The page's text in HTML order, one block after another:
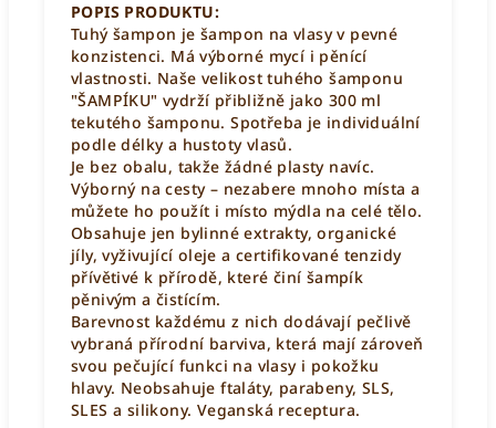
POPIS PRODUKTU:
Tuhý šampon je šampon na vlasy vpevné
konzistenci. Má výborné mycí i pěnící
vlastnosti. Naše velikost tuhého šamponu
"ŠAMPÍKU" vydrží přibližně jako 300 ml
tekutého šamponu. Spotřeba je individuální
podle délky a hustoty vlasů.
Je bez obalu, takže žádné plasty navíc.
Výborný na cesty – nezabere mnoho místa a
můžete ho použít i místo mýdla na celé tělo.
Obsahuje jen bylinné extrakty, organické
jíly, vyživující oleje a certifikované tenzidy
přívětivé k přírodě, které činí šampík
pěnivým a čistícím.
Barevnost každému z nich dodávají pečlivě
vybraná přírodní barviva, která mají zároveň
svou pečující funkci na vlasy i pokožku
hlavy. Neobsahuje ftaláty, parabeny, SLS,
SLES a silikony. Veganská receptura.